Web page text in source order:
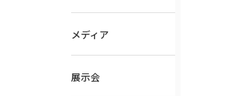
メディア
展示会